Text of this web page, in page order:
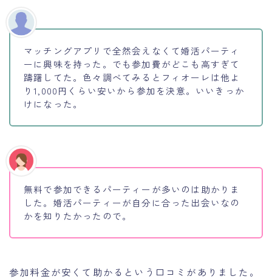
マッチングアプリで全然会えなくて婚活パーティ
ーに興味を持った。でも参加費がどこも高すぎて
躊躇してた。色々調べてみるとフィオーレは他よ
り1,000円くらい安いから参加を決意。いいきっか
けになった。
無料で参加できるパーティーが多いのは助かりま
した。婚活パーティーが自分に合った出会いなの
かを知りたかったので。
参加料金が安くて助かるという口コミがありました。